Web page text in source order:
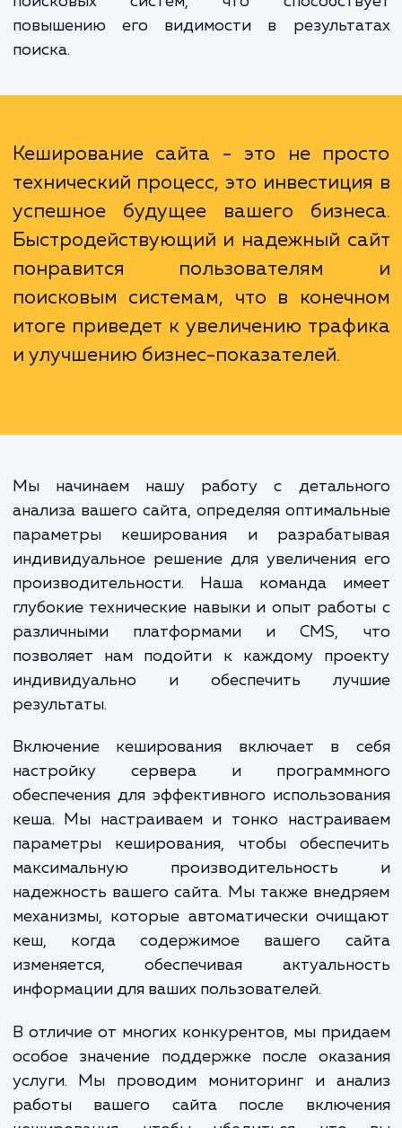
ваш сервер, уменьшая количество
базе данных. Это повышает надежность
работе. Наконец, быстродействующий
поисковых систем, что
повышению его видимости в
Кеширование сайта - это не
технический процесс, это
понравится
поисковым системам, что в
итоге приведет к увеличению
и улучшению бизнес-показателей.
Мы начинаем нашу работу с
анализа вашего сайта, определяя
параметры кеширования и
индивидуальное решение для увеличения
производительности. Наша команда
глубокие технические навыки и опыт
различными платформами и CMS,
позволяет нам подойти к каждому
индивидуально и обеспечить
результаты.
Включение кеширования включает в
настройку сервера и
обеспечения для эффективного
кеша. Мы настраиваем и тонко
параметры кеширования, чтобы
максимальную